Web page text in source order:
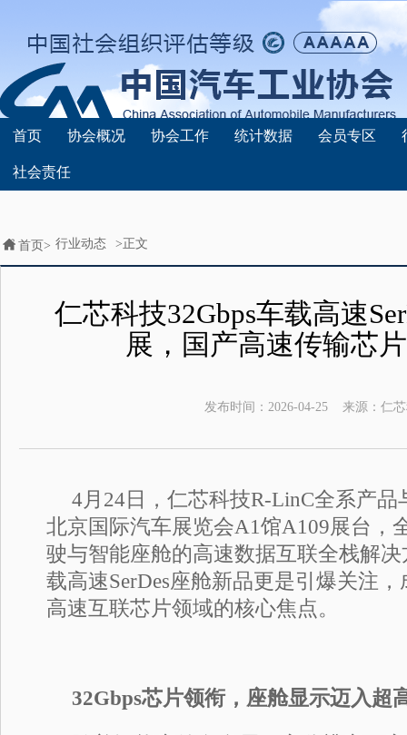
首页 协会概况 协会工作 统计数据 会员专区
社会责任
首页> 行业动态 >正文
仁芯科技32Gbps车载高速
展，国产高速传输芯
发布时间： 2026-04-25 来源： 仁
4月24日，仁芯科技R-LinC全系产品
北京国际汽车展览会A1馆A109展台，
驶与智能座舱的高速数据互联全栈解决
载高速SerDes座舱新品更是引爆关注
高速互联芯片领域的核心焦点。
32Gbps芯片领衔，座舱显示迈入超